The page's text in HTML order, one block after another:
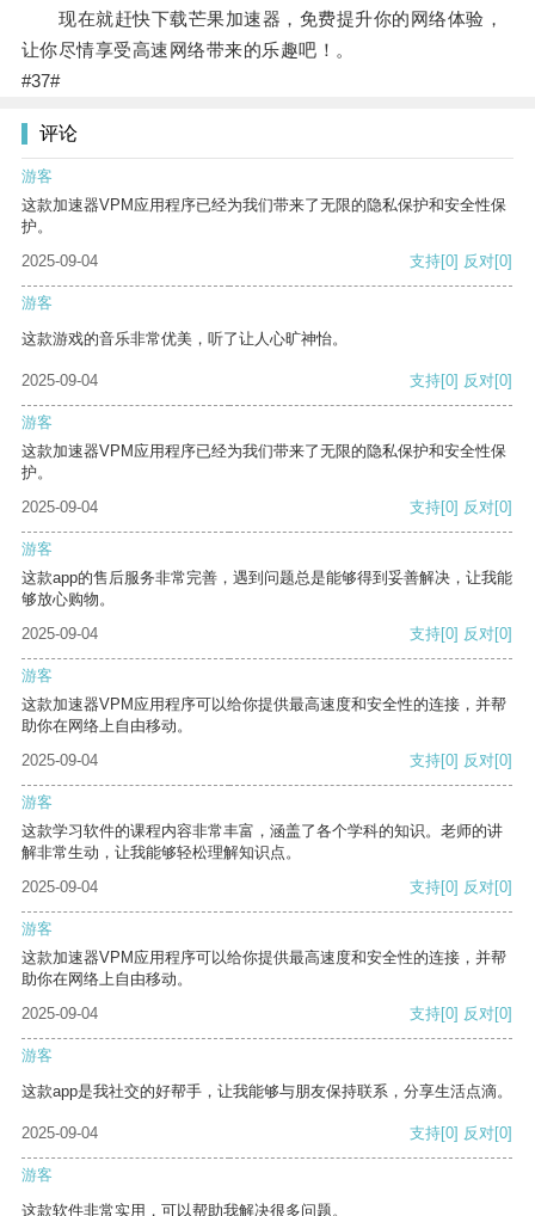
现在就赶快下载芒果加速器，免费提升你的网络体验，
让你尽情享受高速网络带来的乐趣吧！。
#37#
评论
游客
这款加速器VPM应用程序已经为我们带来了无限的隐私保护和安全性保
护。
2025-09-04
支持[0] 反对[0]
游客
这款游戏的音乐非常优美，听了让人心旷神怡。
2025-09-04 支持[0] 反对[0]
游客
这款加速器VPM应用程序已经为我们带来了无限的隐私保护和安全性保
护。
2025-09-04
支持[0] 反对[0]
游客
这款app的售后服务非常完善，遇到问题总是能够得到妥善解决，让我能
够放心购物。
2025-09-04
支持[0] 反对[0]
游客
这款加速器VPM应用程序可以给你提供最高速度和安全性的连接，并帮
助你在网络上自由移动。
2025-09-04
支持[0] 反对[0]
游客
这款学习软件的课程内容非常丰富，涵盖了各个学科的知识。老师的讲
解非常生动，让我能够轻松理解知识点。
2025-09-04
支持[0] 反对[0]
游客
这款加速器VPM应用程序可以给你提供最高速度和安全性的连接，并帮
助你在网络上自由移动。
2025-09-04
支持[0] 反对[0]
游客
这款app是我社交的好帮手，让我能够与朋友保持联系，分享生活点滴。
2025-09-04 支持[0] 反对[0]
游客
这款软件非常实用，可以帮助我解决很多问题。